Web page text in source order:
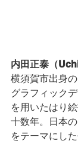
内田正泰（
横須賀市出身の
グラフィック
を用いたはり
十数年。日本
をテーマにし